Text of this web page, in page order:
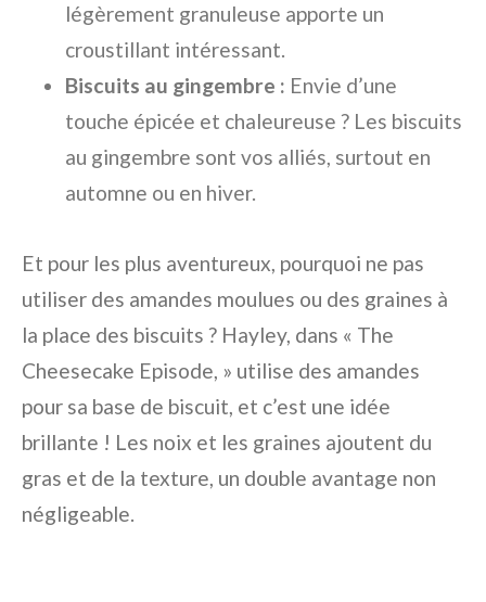
légèrement granuleuse apporte un
croustillant intéressant.
Biscuits au gingembre : Envie d’une
touche épicée et chaleureuse ? Les biscuits
au gingembre sont vos alliés, surtout en
automne ou en hiver.
Et pour les plus aventureux, pourquoi ne pas
utiliser des amandes moulues ou des graines à
la place des biscuits ? Hayley, dans « The
Cheesecake Episode, » utilise des amandes
pour sa base de biscuit, et c’est une idée
brillante ! Les noix et les graines ajoutent du
gras et de la texture, un double avantage non
négligeable.